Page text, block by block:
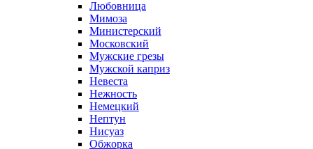
Любовница
Мимоза
Министерский
Московский
Мужские грезы
Мужской каприз
Невеста
Нежность
Немецкий
Нептун
Нисуаз
Обжорка